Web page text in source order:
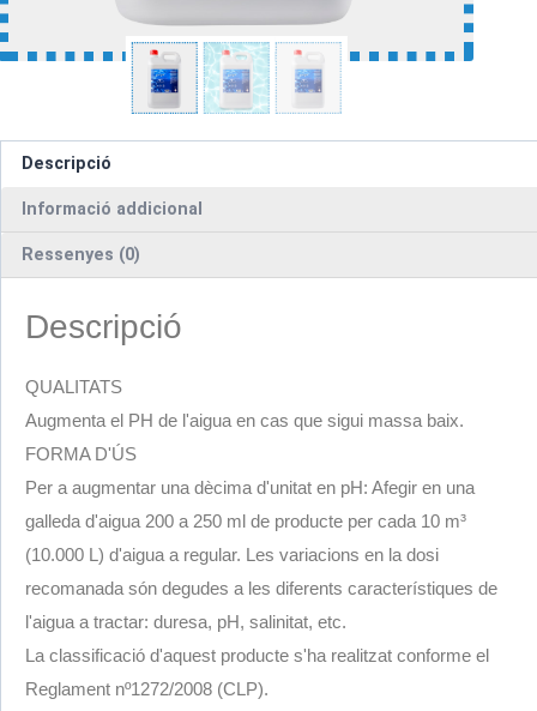
Descripció
Informació addicional
Ressenyes (0)
Descripció
QUALITATS
Augmenta el PH de l'aigua en cas que sigui massa baix.
FORMA D'ÚS
Per a augmentar una dècima d'unitat en pH: Afegir en una
galleda d'aigua 200 a 250 ml de producte per cada 10 m³
(10.000 L) d'aigua a regular. Les variacions en la dosi
recomanada són degudes a les diferents característiques de
l'aigua a tractar: duresa, pH, salinitat, etc.
La classificació d'aquest producte s'ha realitzat conforme el
Reglament nº1272/2008 (CLP).